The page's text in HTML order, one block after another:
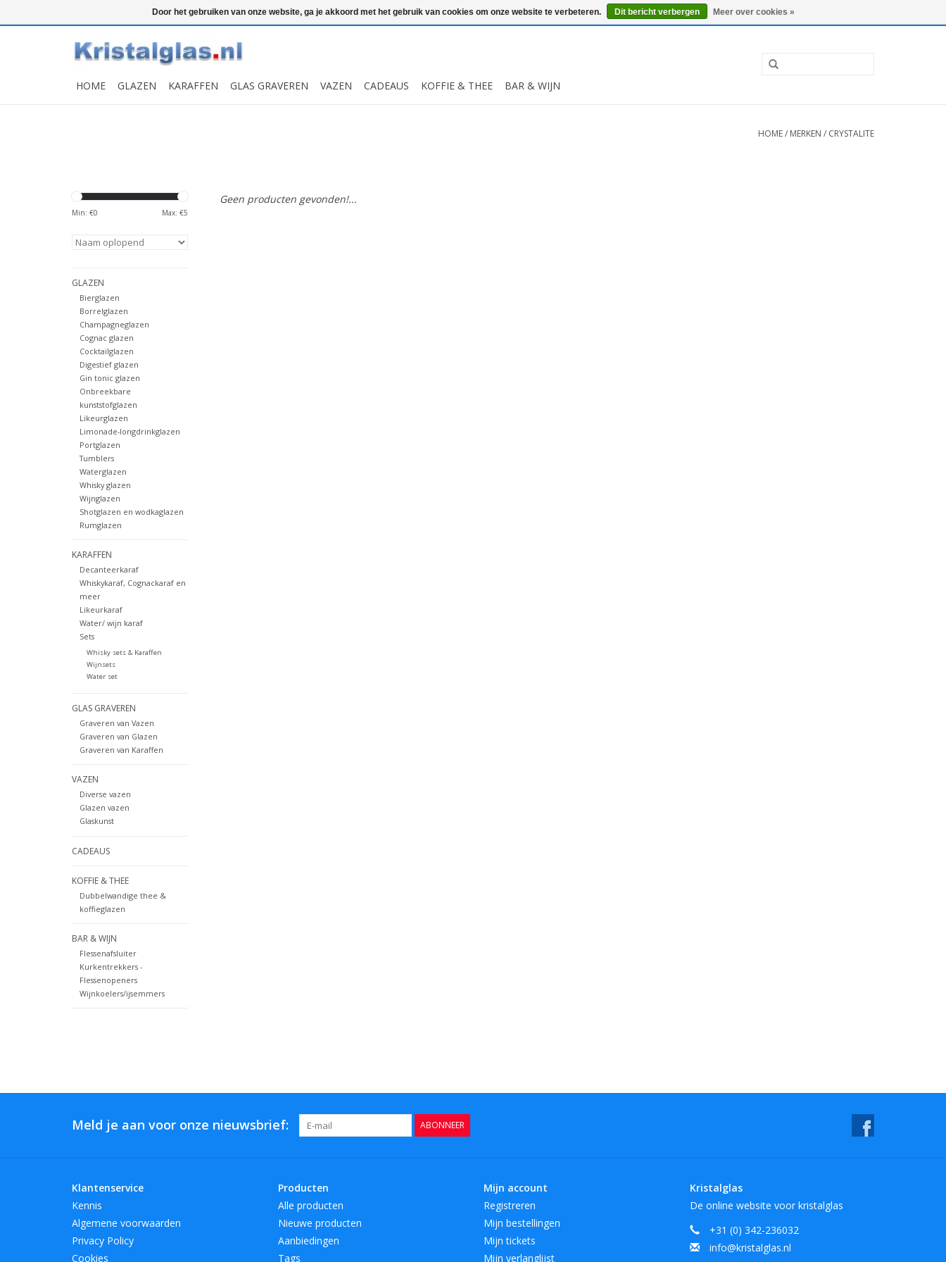
Snelle levering Graveren 0 Artikelen - €0,00 Mijn account / Registreren
HOME GLAZEN KARAFFEN GLAS GRAVEREN VAZEN CADEAUS KOFFIE & THEE BAR & WIJN
HOME/ MERKEN / CRYSTALITE
Min: €0 Max: €5
GLAZEN
Bierglazen
Borrelglazen
Champagneglazen
Cognac glazen
Cocktailglazen
Digestief glazen
Gin tonic glazen
Onbreekbare
kunststofglazen
Likeurglazen
Limonade-longdrinkglazen
Portglazen
Tumblers
Waterglazen
Whisky glazen
Wijnglazen
Shotglazen en wodkaglazen
Rumglazen
KARAFFEN
Decanteerkaraf
Whiskykaraf, Cognackaraf en
meer
Likeurkaraf
Water/ wijn karaf
Sets
Whisky sets & Karaffen
Wijnsets
Water set
GLAS GRAVEREN
Graveren van Vazen
Graveren van Glazen
Graveren van Karaffen
VAZEN
Diverse vazen
Glazen vazen
Glaskunst
CADEAUS
KOFFIE & THEE
Dubbelwandige thee &
koffieglazen
BAR & WIJN
Flessenafsluiter
Kurkentrekkers -
Flessenopeners
Wijnkoelers/ijsemmers
Geen producten gevonden!...
Meld je aan voor onze nieuwsbrief: ABONNEER
Klantenservice
Kennis
Algemene voorwaarden
Privacy Policy
Cookies
Producten
Alle producten
Nieuwe producten
Aanbiedingen
Tags
Mijn account
Registreren
Mijn bestellingen
Mijn tickets
Mijn verlanglijst
Kristalglas
De online website voor kristalglas
+31 (0) 342-236032
info@kristalglas.nl
Door het gebruiken van onze website, ga je akkoord met het gebruik van cookies om onze website te verbeteren. Dit bericht verbergen Meer over cookies »